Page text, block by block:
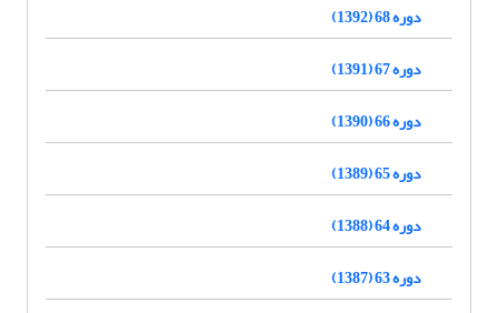
دوره 68 (1392)
دوره 67 (1391)
دوره 66 (1390)
دوره 65 (1389)
دوره 64 (1388)
دوره 63 (1387)